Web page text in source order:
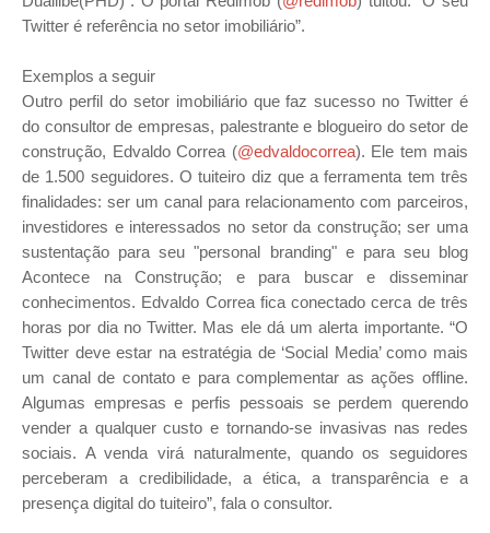
Twitter é referência no setor imobiliário”.
Exemplos a seguir
Outro perfil do setor imobiliário que faz sucesso no Twitter é
do consultor de empresas, palestrante e blogueiro do setor de
construção, Edvaldo Correa (@edvaldocorrea). Ele tem mais
de 1.500 seguidores. O tuiteiro diz que a ferramenta tem três
finalidades: ser um canal para relacionamento com parceiros,
investidores e interessados no setor da construção; ser uma
sustentação para seu "personal branding" e para seu blog
Acontece na Construção; e para buscar e disseminar
conhecimentos. Edvaldo Correa fica conectado cerca de três
horas por dia no Twitter. Mas ele dá um alerta importante. “O
Twitter deve estar na estratégia de ‘Social Media’ como mais
um canal de contato e para complementar as ações offline.
Algumas empresas e perfis pessoais se perdem querendo
vender a qualquer custo e tornando-se invasivas nas redes
sociais. A venda virá naturalmente, quando os seguidores
perceberam a credibilidade, a ética, a transparência e a
presença digital do tuiteiro”, fala o consultor.